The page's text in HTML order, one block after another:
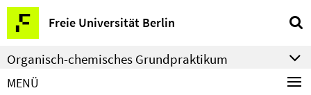
Springe
direkt
zu
Inhalt
Freie Universität Berlin
Service-
Navigation
Organisch-chemisches Grundpraktikum
MENÜ